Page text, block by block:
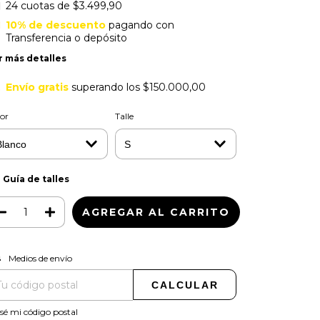
24 cuotas de $3.499,90
10% de descuentopagando con
Transferencia o depósito
más detalles
Envío gratis superando los $150.000,00
Talle
Guía de talles
para el CP:
Medios de envío
CALCULAR
mi código postal